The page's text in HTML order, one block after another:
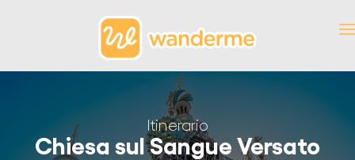
Itinerario
Chiesa sul Sangue Versato